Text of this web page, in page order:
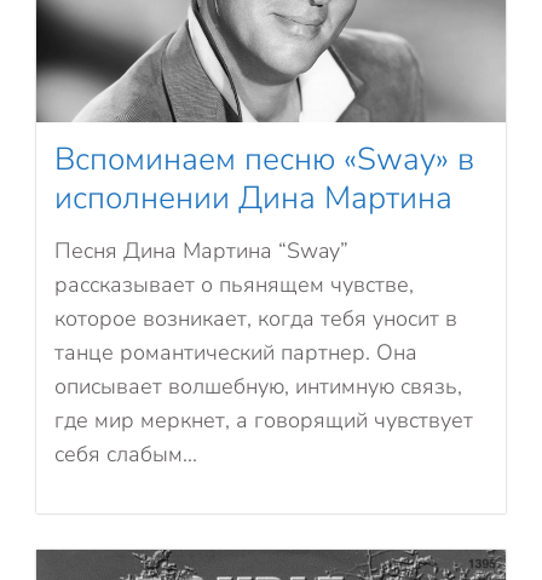
Вспоминаем песню «Sway» в
исполнении Дина Мартина
Песня Дина Мартина “Sway”
рассказывает о пьянящем чувстве,
которое возникает, когда тебя уносит в
танце романтический партнер. Она
описывает волшебную, интимную связь,
где мир меркнет, а говорящий чувствует
себя слабым...